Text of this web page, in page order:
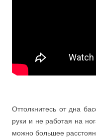
Оттолкнитесь от дна
руки и не работая на
можно большее